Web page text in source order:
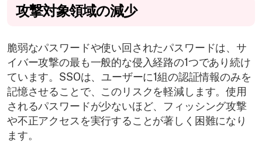
攻撃対象領域の減少
脆弱なパスワードや使い回されたパスワードは、サ
イバー攻撃の最も一般的な侵入経路の1つであり続け
ています。SSOは、ユーザーに1組の認証情報のみを
記憶させることで、このリスクを軽減します。使用
されるパスワードが少ないほど、フィッシング攻撃
や不正アクセスを実行することが著しく困難になり
ます。